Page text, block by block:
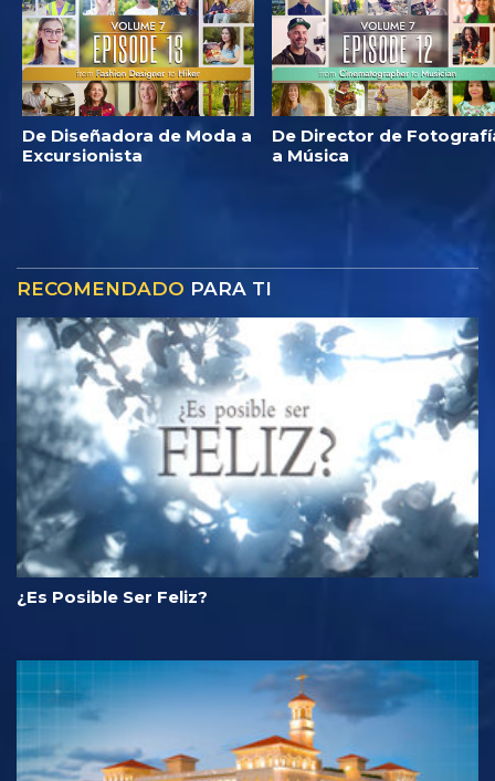
De Diseñadora de Moda a
Excursionista
De Director de
a Música
RECOMENDADO PARA TI
¿Es Posible Ser Feliz?